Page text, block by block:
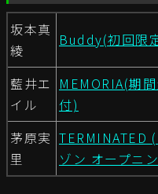
坂本真
綾
Buddy(初回限
藍井エ
イル
MEMORIA(期
付)
茅原実
里
TERMINATED
ゾン オープニ